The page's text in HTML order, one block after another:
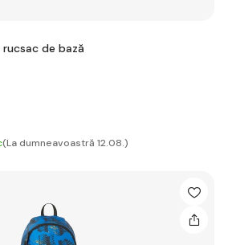
rucsac de bază
(La dumneavoastră 12.08.)